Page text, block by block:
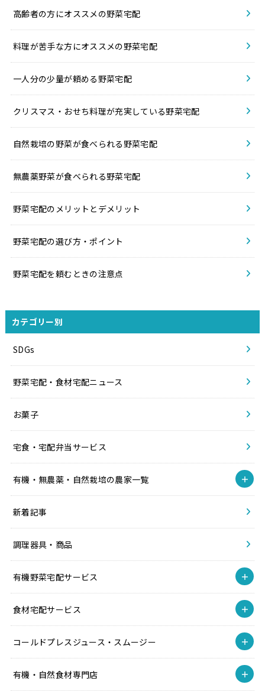
高齢者の方にオススメの野菜宅配
料理が苦手な方にオススメの野菜宅配
一人分の少量が頼める野菜宅配
クリスマス・おせち料理が充実している野菜宅配
自然栽培の野菜が食べられる野菜宅配
無農薬野菜が食べられる野菜宅配
野菜宅配のメリットとデメリット
野菜宅配の選び方・ポイント
野菜宅配を頼むときの注意点
カテゴリー別
SDGs
野菜宅配・食材宅配ニュース
お菓子
宅食・宅配弁当サービス
有機・無農薬・自然栽培の農家一覧
新着記事
調理器具・商品
有機野菜宅配サービス
食材宅配サービス
コールドプレスジュース・スムージー
有機・自然食材専門店